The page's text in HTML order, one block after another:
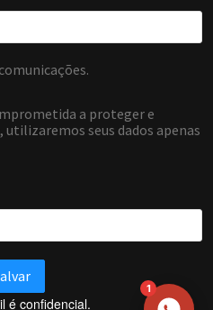
é confidencial.
atendimento
1